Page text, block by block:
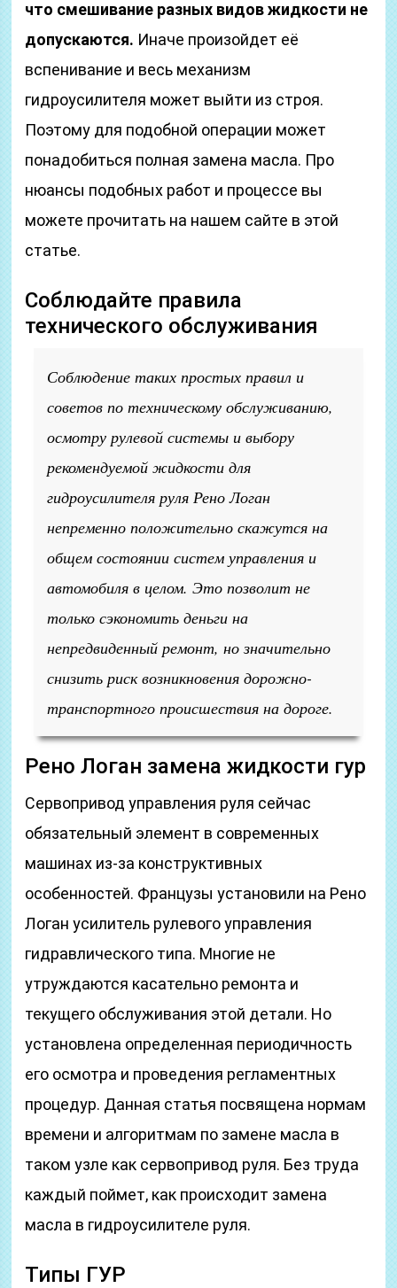
что смешивание разных видов жидкости не
допускаются. Иначе произойдет её
вспенивание и весь механизм
гидроусилителя может выйти из строя.
Поэтому для подобной операции может
понадобиться полная замена масла. Про
нюансы подобных работ и процессе вы
можете прочитать на нашем сайте в этой
статье.
Соблюдайте правила
технического обслуживания
Соблюдение таких простых правил и
советов по техническому обслуживанию,
осмотру рулевой системы и выбору
рекомендуемой жидкости для
гидроусилителя руля Рено Логан
непременно положительно скажутся на
общем состоянии систем управления и
автомобиля в целом. Это позволит не
только сэкономить деньги на
непредвиденный ремонт, но значительно
снизить риск возникновения дорожно-
транспортного происшествия на дороге.
Рено Логан замена жидкости гур
Сервопривод управления руля сейчас
обязательный элемент в современных
машинах из-за конструктивных
особенностей. Французы установили на Рено
Логан усилитель рулевого управления
гидравлического типа. Многие не
утруждаются касательно ремонта и
текущего обслуживания этой детали. Но
установлена определенная периодичность
его осмотра и проведения регламентных
процедур. Данная статья посвящена нормам
времени и алгоритмам по замене масла в
таком узле как сервопривод руля. Без труда
каждый поймет, как происходит замена
масла в гидроусилителе руля.
Типы ГУР